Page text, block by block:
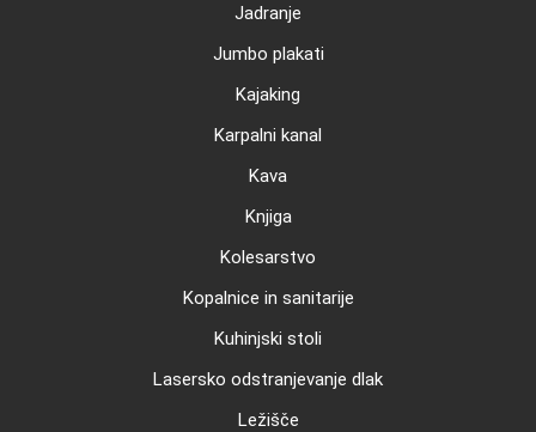
Jadranje
Jumbo plakati
Kajaking
Karpalni kanal
Kava
Knjiga
Kolesarstvo
Kopalnice in sanitarije
Kuhinjski stoli
Lasersko odstranjevanje dlak
Ležišče